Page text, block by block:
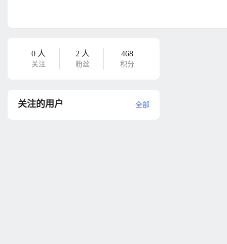
0 人
关注
2 人
粉丝
468
积分
关注的用户 全部